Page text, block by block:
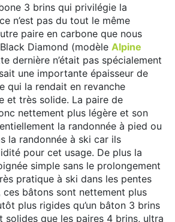
3 brins qui privilégie la
n’est pas du tout le même
paire en carbone que nous
Diamond (modèle Alpine
dernière n’était pas spécialement
une importante épaisseur de
qui la rendait en revanche
et très solide. La paire de
nettement plus légère et son
la randonnée à pied ou
la randonnée à ski car ils
pour cet usage. De plus la
simple sans le prolongement
pratique à ski dans les pentes
ces bâtons sont nettement plus
plus rigides qu’un bâton 3 brins
solides que les paires 4 brins, ultra